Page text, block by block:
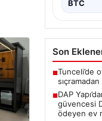
BTC
Son
■Tunceli’de
sıçramadan
■DAP
güvencesi
ödeyen ev